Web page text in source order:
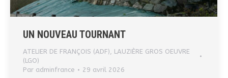
UN NOUVEAU TOURNANT
ATELIER DE FRANÇOIS (ADF), LAUZIÈRE GROS OEUVRE
(LGO)
Par adminfrance 29 avril 2026